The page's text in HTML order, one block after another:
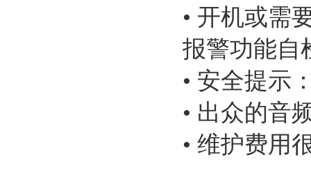
• 开机或需
报警功能自
• 安全提示
• 出众的音
• 维护费用